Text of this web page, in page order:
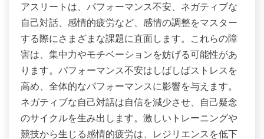
アスリートは、パフォーマンス不安、ネガティブな
自己対話、感情的疲労など、感情の調整をマスター
する際にさまざまな課題に直面します。これらの障
害は、集中力やモチベーションを妨げる可能性があ
ります。パフォーマンス不安はしばしばストレスを
高め、全体的なパフォーマンスに影響を与えます。
ネガティブな自己対話は自信を減少させ、自己疑念
のサイクルを生み出します。激しいトレーニングや
競技から生じる感情的疲労は、レジリエンスを低下